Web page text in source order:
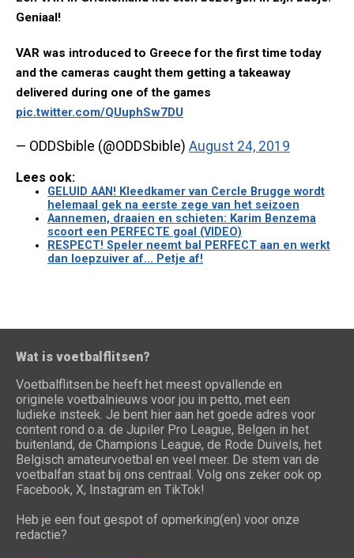
Geniaal!
VAR was introduced to Greece for the first time today
and the cameras caught them getting a takeaway
delivered during one of the games
pic.twitter.com/QUuphSw7DU
— ODDSbible (@ODDSbible) August 24, 2019
Lees ook:
GELUID AAN! Kleedkamer van Cercle Brugge wordt
helemaal gek na eerste zege van het seizoen
Aannemen, draaien en schieten: Karim Benzema
scoort een PERFECTE goal (VIDEO)
RESPECT! Speler neemt bal PERFECT aan en werkt
dan loepzuiver af... Petje af!
Wat is voetbalflitsen?
Voetbalflitsen.be heeft het meest opvallende en
originele voetbalnieuws voor jou in petto, met een
ludieke insteek. Je bent hier aan het goede adres voor
content rond o.a. de Jupiler Pro League, Belgen in het
buitenland, de Champions League, de Rode Duivels, het
Belgisch amateurvoetbal en veel meer. De stem van de
voetbalfan staat bij ons centraal. Volg ons zeker ook op
Facebook, X, Instagram en TikTok!
Heb je een fout gespot of opmerking(en) voor onze
redactie?